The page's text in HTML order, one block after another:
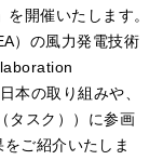
開催いたします。
）の風力発電技術
本の取り組みや、
タスク））に参画
ご紹介いたしま